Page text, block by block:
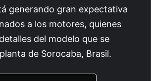
generando gran expectativa
a los motores, quienes
del modelo que se
de Sorocaba, Brasil.